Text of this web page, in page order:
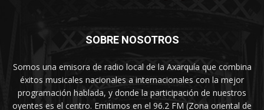
SOBRE NOSOTROS
Somos una emisora de radio local de la Axarquía que combina
éxitos musicales nacionales a internacionales con la mejor
programación hablada, y donde la participación de nuestros
oyentes es el centro. Emitimos en el 96.2 FM (Zona oriental de